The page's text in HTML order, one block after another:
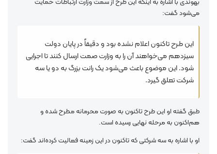
می‌شود گفت:
این طرح تاکنون اعلام نشده بود و دقیقاً در پایان دولت
سیزدهم می‌خواهند آن را به وزارت صمت ارسال کنند تا اجرایی
شود. این موضوع باعث می‌شود یک رانت بزرگ به دو یا سه
شرکت تعلق گیرد.
طبق گفته او این طرح تاکنون به صورت محرمانه مطرح شده و
هم‌اکنون به مرحله نهایی رسیده است.
او با اشاره به سه شرکتی که تاکنون در این زمینه فعالیت کرده‌اند گفت: